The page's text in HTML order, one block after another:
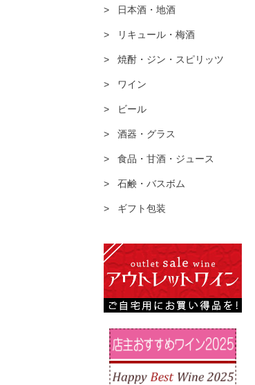
日本酒・地酒
リキュール・梅酒
焼酎・ジン・スピリッツ
ワイン
ビール
酒器・グラス
食品・甘酒・ジュース
石鹸・バスボム
ギフト包装